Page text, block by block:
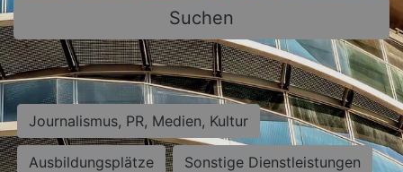
Suchen
Journalismus, PR, Medien, Kultur
Ausbildungsplätze Sonstige Dienstleistungen